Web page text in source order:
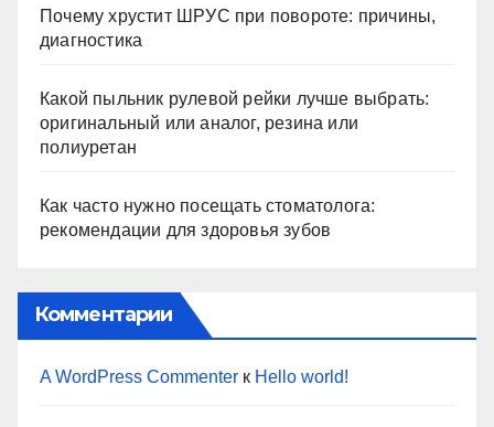
Почему хрустит ШРУС при повороте: причины,
диагностика
Какой пыльник рулевой рейки лучше выбрать:
оригинальный или аналог, резина или
полиуретан
Как часто нужно посещать стоматолога:
рекомендации для здоровья зубов
Комментарии
A WordPress Commenter к Hello world!